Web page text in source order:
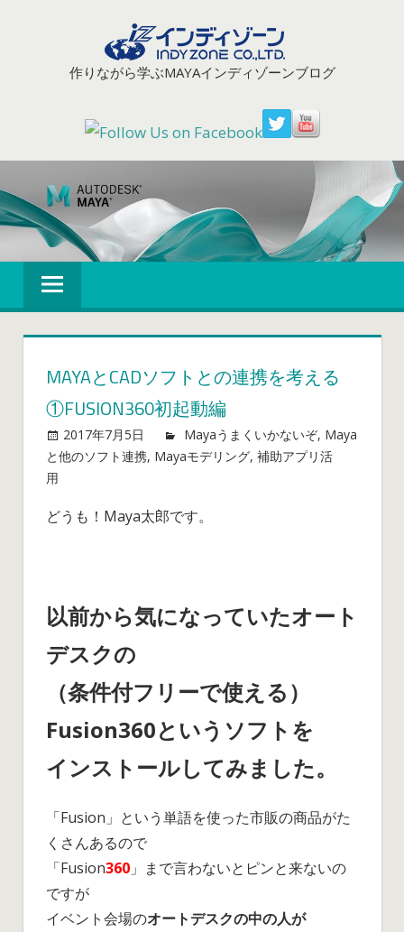
キ
ッ
作りながら学ぶMAYAインディゾーンブログ
MAYAとCADソフトとの連携を考える
①FUSION360初起動編
2017年7月5日 mayablog
Mayaうまくいかないぞ, Maya
と他のソフト連携, Mayaモデリング, 補助アプリ活
用
CAD
と
の
連
を
え
る
①Fusion360
起
動
編
どうも！Maya太郎です。
以前から気になっていたオート
デスクの
（条件付フリーで使える）
Fusion360というソフトを
インストールしてみました。
「Fusion」という単語を使った市販の商品がた
くさんあるので
「Fusion360 」まで言わないとピンと来ないの
ですが
イベント会場のオートデスクの中の人が